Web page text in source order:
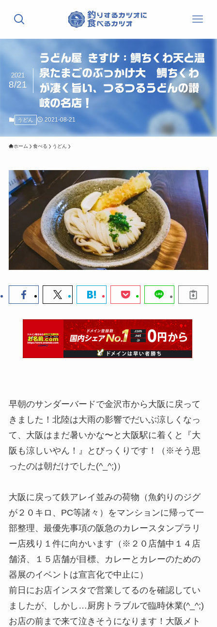
うどん屋 きすけ：鯛ちくわ天と温
泉たまごのぶっかけ大 鯛ちくわ
が凄く旨い、つるつるうどんの讃
岐の名店！
2021
8/21
うどん 2021-08-21
ホーム 食べる うどん
早朝のサンダーバードで金沢市から大阪に戻って
きました！北陸は大雨の影響でだいぶ涼しくなっ
て、大阪はまだ暑いかな〜と大阪駅に着くと『大
阪も涼しいやん！』とびっくりです！（※そう思
ったのは朝だけでした(^_^;)）
大阪に戻って鉄アレイ並みの荷物（魚釣りのジグ
が２０キロ、PC等諸々）をマンションに帰って一
部整理、最優先事項の阪急のカレースタンプラリ
ー店残り１件に向かいます（※２０店舗中１４店
舗済、１５店舗が目標、カレーとカレーのための
器展のイベントは宣言化で中止に）
前日にお店インスタで営業してるのを確認してい
ましたが、しかし…厨房トラブルで臨時休業(^_^;)
お店の前まで来て泣きそうになります！大阪メト